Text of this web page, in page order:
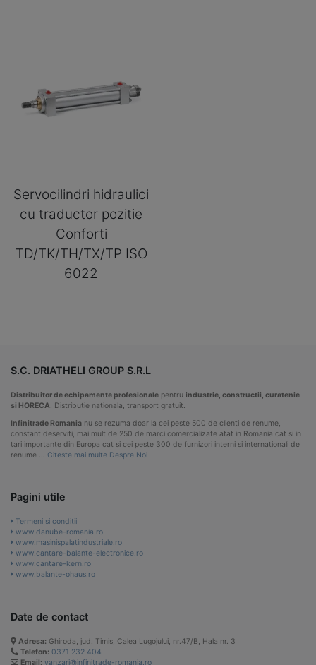
Servocilindri hidraulici
cu traductor pozitie
Conforti
TD/TK/TH/TX/TP ISO
6022
S.C. DRIATHELI GROUP S.R.L
Distribuitor de echipamente profesionale pentru industrie, constructii, curatenie
si HORECA . Distributie nationala, transport gratuit.
Infinitrade Romania nu se rezuma doar la cei peste 500 de clienti de renume,
constant deserviti, mai mult de 250 de marci comercializate atat in Romania cat si in
tari importante din Europa cat si cei peste 300 de furnizori interni si internationali de
renume … Citeste mai multe Despre Noi
Pagini utile
Termeni si conditii
www.danube-romania.ro
www.masinispalatindustriale.ro
www.cantare-balante-electronice.ro
www.cantare-kern.ro
www.balante-ohaus.ro
Date de contact
Adresa: Ghiroda, jud. Timis, Calea Lugojului, nr.47/B, Hala nr. 3
Telefon: 0371 232 404
Email: vanzari@infinitrade-romania.ro